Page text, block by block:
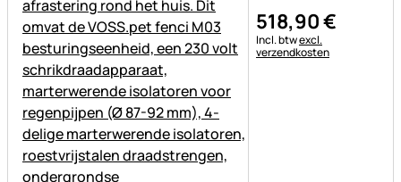
518,90€
Belastinginformatie:
Incl. btwexcl.
verzendkosten